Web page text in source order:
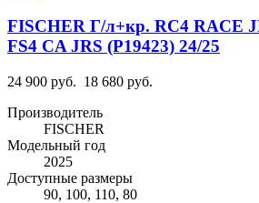
FISCHER Г/л+кр. RC4 RACE
FS4 CA JRS (P19423) 24/25
24 900 руб. 18 680 руб.
Производитель
FISCHER
Модельный год
2025
Доступные размеры
90, 100, 110, 80